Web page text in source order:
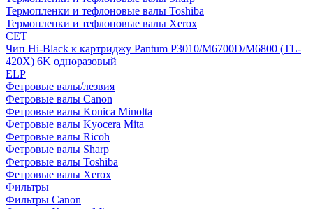
Термопленки и тефлоновые валы Toshiba
Термопленки и тефлоновые валы Xerox
CET
Чип Hi-Black к картриджу Pantum P3010/M6700D/M6800 (TL-
420X) 6K одноразовый
ELP
Фетровые валы/лезвия
Фетровые валы Canon
Фетровые валы Konica Minolta
Фетровые валы Kyocera Mita
Фетровые валы Ricoh
Фетровые валы Sharp
Фетровые валы Toshiba
Фетровые валы Xerox
Фильтры
Фильтры Canon